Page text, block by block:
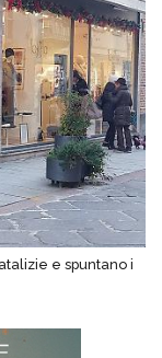
e spuntano i